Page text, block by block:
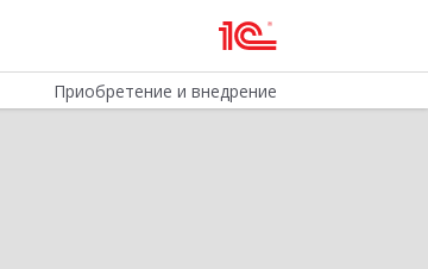
Приобретение и внедрение